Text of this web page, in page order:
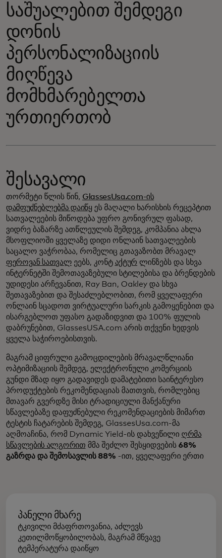
საშუალებით შემდეგი
დონის
პერსონალიზაციის
მიღწევა
მომხმარებელთა
ურთიერთობ
შესავალი
თორმეტი წლის წინ, GlassesUsa.com-ის
დამფუძნებლებმა დაიწყეს მაღალი ხარისხის რეცეპტით
სათვალეების მიწოდება უფრო გონივრულ ფასად,
ვიდრე ბაზარზე ათწლეულის შემდეგ, კომპანია ახლა
მსოფლიოში ყველაზე დიდი ონლაინ სათვალეების
საცალო ვაჭრობაა, რომელიც გთავაზობთ მრავალ
ფეროვან სათვალეებს, კონტ აქტურ ლინზებს და სხვა
ინტერნეტში შემოთავაზებული სტილებისა და ბრენდების
უდიდესი არჩევანით, Ray Ban, Oakley და სხვა
შეთავაზებით და შესაძლებლობით, რომ ყველაფერი
ონლაინ სცადოთ ვირტუალური სარკის გამოყენებით და
ისარგებლოთ უფასო გადაზიდვით და 100% ფულის
დაბრუნებით, GlassesUSA.com არის თქვენი ხედვის
ყველა საჭიროებისთვის.
მაგრამ ციფრული გამოცდილების მრავალწლიანი
ოპტიმიზაციის შემდეგ, ელექტრონული კომერციის
გუნდი მზად იყო გადავიდეს დამატებითი საინტერესო
პროდუქტების რეკომენდაციას მათთვის, რომლებიც
მთავარ გვერდზე მისი ტრადიციული მანქანური
სწავლებაზე დაფუძნებული რეკომენდაციების მიმართ
ტესტის ჩატარების შემდეგ, GlassesUsa.com-მა
აღმოაჩინა, რომ Dynamic Yield-ის დახვეწილი ღრმა
სწავლების ალგორით მმა შეძლო შესყიდვების 68%
გაზრდა და შემოსავლის 88% -ით, ყველაფერი ერთი
პანელი მხარე
ტკივილი მძაფრთოვანია, აძლევს
კეთილმოწყობილობას, მაგრამ მწვავე
ტემპერატურა დაიწყო